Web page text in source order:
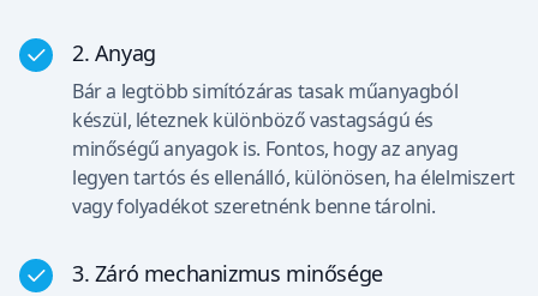
2. Anyag
Bár a legtöbb simítózáras tasak műanyagból
készül, léteznek különböző vastagságú és
minőségű anyagok is. Fontos, hogy az anyag
legyen tartós és ellenálló, különösen, ha élelmiszert
vagy folyadékot szeretnénk benne tárolni.
3. Záró mechanizmus minősége